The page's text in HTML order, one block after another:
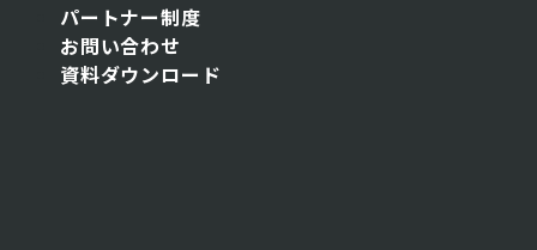
パートナー制度
お問い合わせ
資料ダウンロード